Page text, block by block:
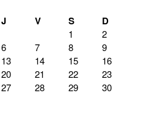
J V S D
1
2
6 7 8
9
13 14 15
16
20 21 22
23
27 28 29
30